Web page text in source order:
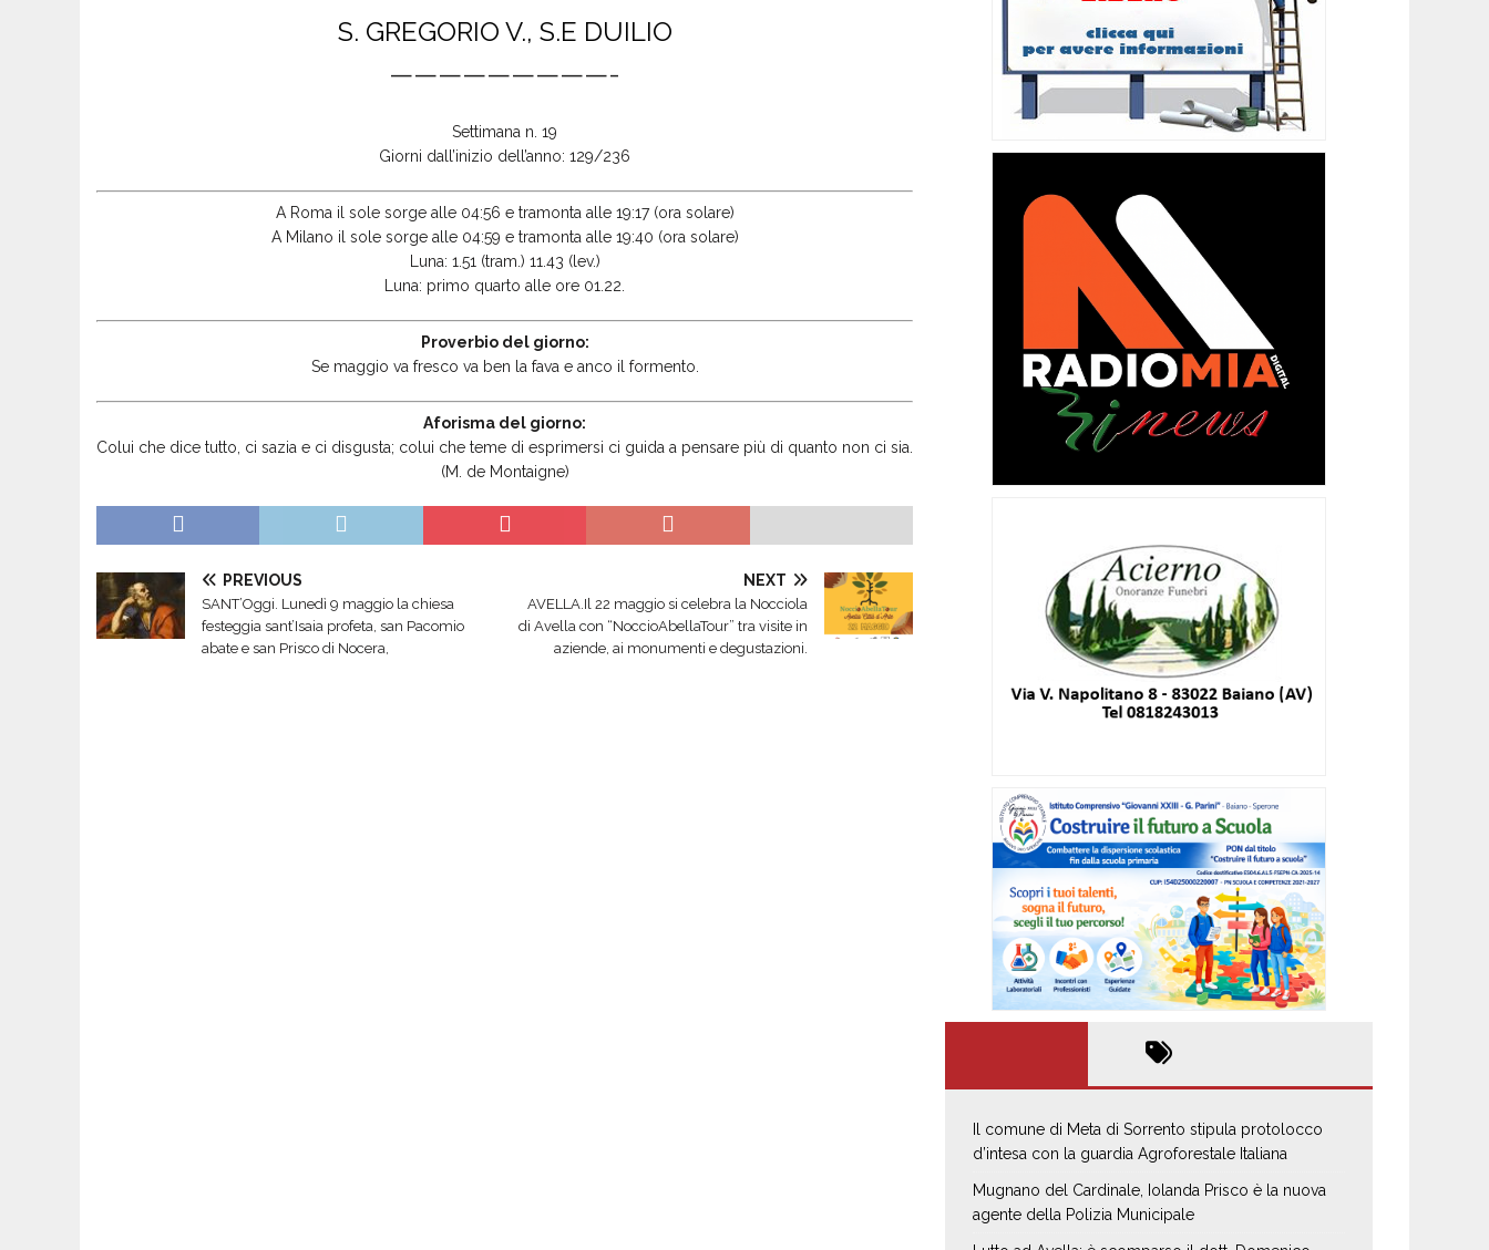
S. GREGORIO V., S.E DUILIO
—————————-
Settimana n. 19
Giorni dall’inizio dell’anno: 129/236
A Roma il sole sorge alle 04:56 e tramonta alle 19:17 (ora solare)
A Milano il sole sorge alle 04:59 e tramonta alle 19:40 (ora solare)
Luna: 1.51 (tram.) 11.43 (lev.)
Luna: primo quarto alle ore 01.22.
Proverbio del giorno:
Se maggio va fresco va ben la fava e anco il formento.
Aforisma del giorno:
Colui che dice tutto, ci sazia e ci disgusta; colui che teme di esprimersi ci guida a pensare più di quanto non ci sia.
(M. de Montaigne)
PREVIOUS
SANT’Oggi. Lunedì 9 maggio la chiesa
festeggia sant’Isaia profeta, san Pacomio
abate e san Prisco di Nocera,
NEXT
AVELLA.Il 22 maggio si celebra la Nocciola
di Avella con “NoccioAbellaTour” tra visite in
aziende, ai monumenti e degustazioni.
Il comune di Meta di Sorrento stipula protolocco
d’intesa con la guardia Agroforestale Italiana
Mugnano del Cardinale, Iolanda Prisco è la nuova
agente della Polizia Municipale